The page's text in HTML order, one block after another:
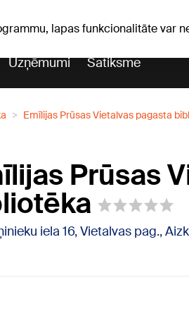
lapas funkcionalitāte var
Uzņēmumi Satiksme
Emīlijas Prūsas Vietalvas pagasta
Prūsas
iela 16, Vietalvas pag.,